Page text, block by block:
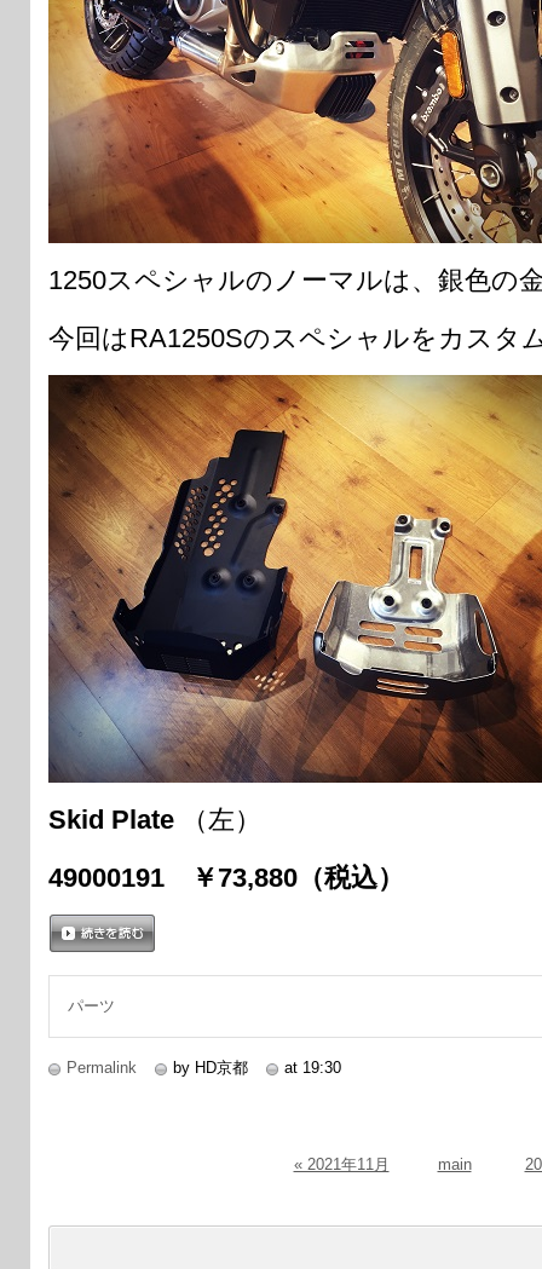
1250スペシャルのノーマルは、銀色の
今回はRA1250Sのスペシャルをカスタ
Skid Plate
（左）
49000191 ￥73,880（税込）
パーツ
Permalink by HD京都 at 19:30
« 2021年11月 main